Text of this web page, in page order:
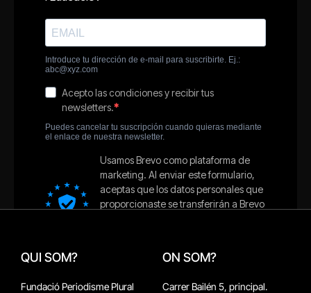
QUI SOM?
Fundació Periodisme Plural
ON SOM?
Carrer Bailén 5, principal.